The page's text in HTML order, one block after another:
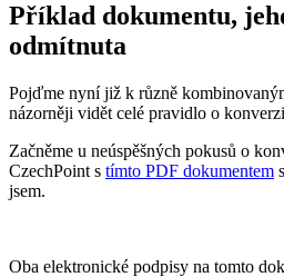
Příklad dokumentu,
odmítnuta
Pojďme nyní již k různě
názorněji vidět celé pravidlo o
Začněme u neúspěšných pokusů o
CzechPoint s tímto PDF dokumentem
jsem.
Oba elektronické podpisy na tomto